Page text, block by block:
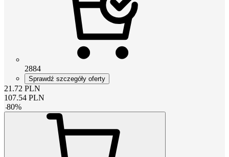
2884
Sprawdź szczegóły oferty
21.72 PLN
107.54 PLN
-80%